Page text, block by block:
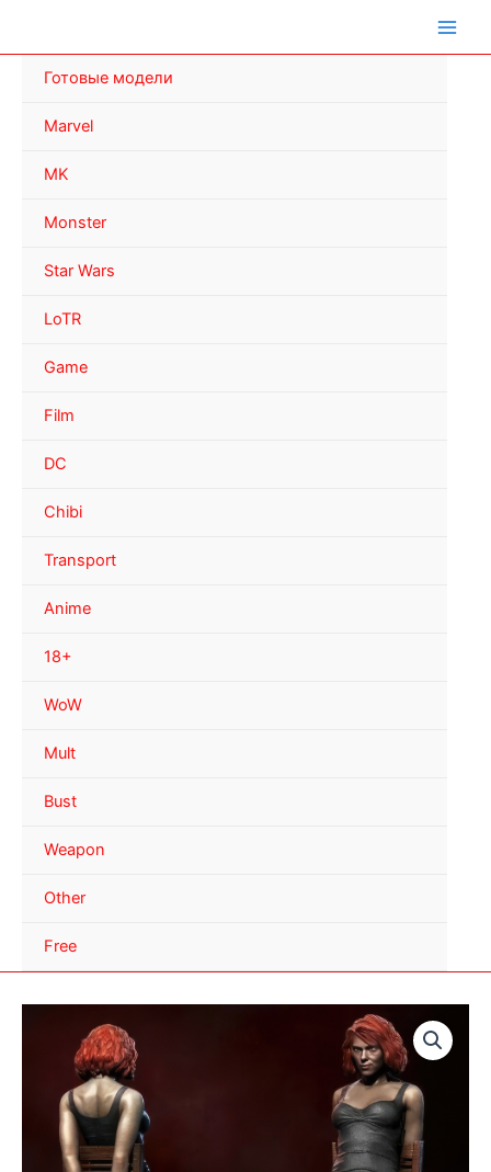
Готовые модели
Marvel
MK
Monster
Star Wars
LoTR
Game
Film
DC
Chibi
Transport
Anime
18+
WoW
Mult
Bust
Weapon
Other
Free